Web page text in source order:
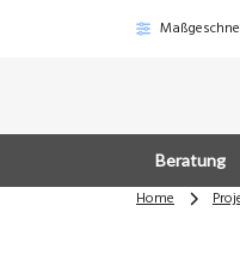
Beratung
Home